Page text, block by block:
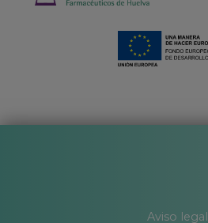
Aviso legal